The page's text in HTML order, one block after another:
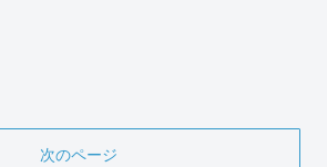
次のページ